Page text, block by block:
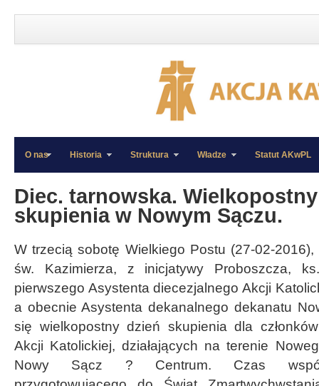
»
»
O nas Historia Struktura Władze Statut AKwPL
Diec. tarnowska.
skupienia w Nowym Sączu.
W trzecią sobotę Wielkiego Postu (27-02-
św. Kazimierza, z inicjatywy Proboszcza,
pierwszego Asystenta diecezjalnego Akcji
a obecnie Asystenta dekanalnego dekanatu
się wielkopostny dzień skupienia dla
Akcji Katolickiej, działających na terenie
Nowy Sącz ? Centrum. Czas